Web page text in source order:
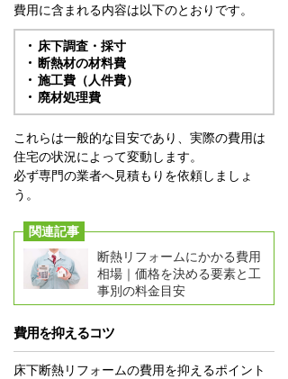
費用に含まれる内容は以下のとおりです。
床下調査・採寸
断熱材の材料費
施工費（人件費）
廃材処理費
これらは一般的な目安であり、実際の費用は
住宅の状況によって変動します。
必ず専門の業者へ見積もりを依頼しましょ
う。
関連記事
断熱リフォームにかかる費用
相場｜価格を決める要素と工
事別の料金目安
費用を抑えるコツ
床下断熱リフォームの費用を抑えるポイント